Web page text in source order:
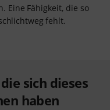
Eine Fähigkeit, die so
fehlt.
sich dieses
haben